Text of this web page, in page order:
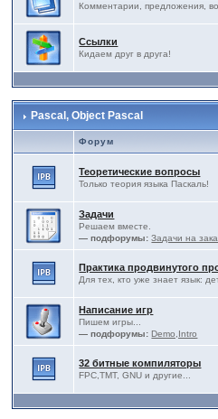
Комментарии, предложения,
Ссылки
Кидаем друг в друга!
Pascal, Object Pascal
Форум
Теоретические вопросы
Только теория языка Паскаль!
Задачи
Решаем вместе.
— подфорумы: Задачи на
Практика продвинутого
Для тех, кто уже знает язык:
Написание игр
Пишем игры...
— подфорумы: Demo,Intro
32 битные компиляторы
FPC,TMT, GNU и другие...